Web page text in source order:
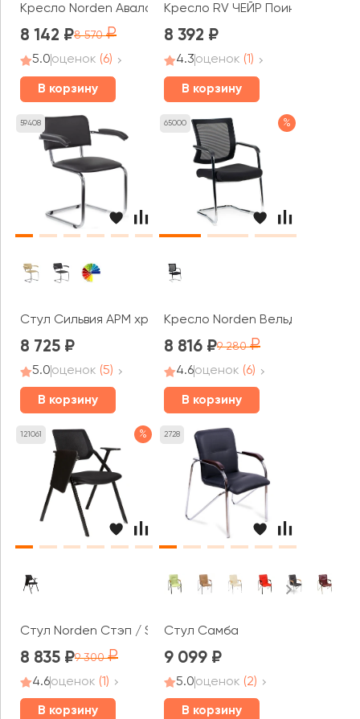
Кресло Norden Авалон CF / хром
8 142 8 570
5.0оценок (6)
В корзину
Кресло RV ЧЕЙР Поинт / Point
8 392
4.3оценок (1)
В корзину
59408
Стул Сильвия АРМ хром
8 725
5.0оценок (5)
В корзину
65000 %
Кресло Norden Вельд CF
8 816 9 280
4.6оценок (6)
В корзину
121061 %
Стул Norden Стэп / Step M
8 835 9 300
4.6оценок (1)
В корзину
2728
Стул Самба
9 099
5.0оценок (2)
В корзину